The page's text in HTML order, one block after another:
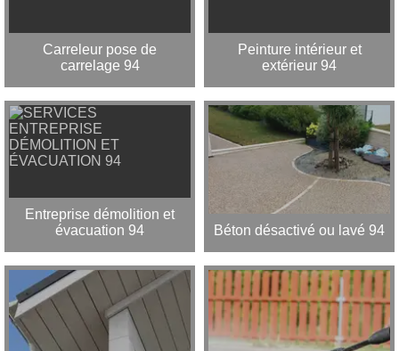
Carreleur pose de
carrelage 94
Peinture intérieur et
extérieur 94
Entreprise démolition et
évacuation 94
Béton désactivé ou lavé 94